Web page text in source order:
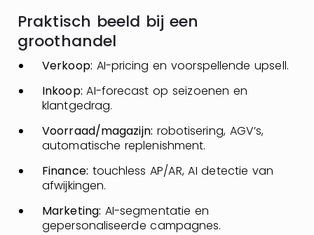
Praktisch beeld bij een
groothandel
Verkoop: AI-pricing en voorspellende upsell.
Inkoop: AI-forecast op seizoenen en
klantgedrag.
Voorraad/magazijn: robotisering, AGV’s,
automatische replenishment.
Finance: touchless AP/AR, AI detectie van
afwijkingen.
Marketing: AI-segmentatie en
gepersonaliseerde campagnes.